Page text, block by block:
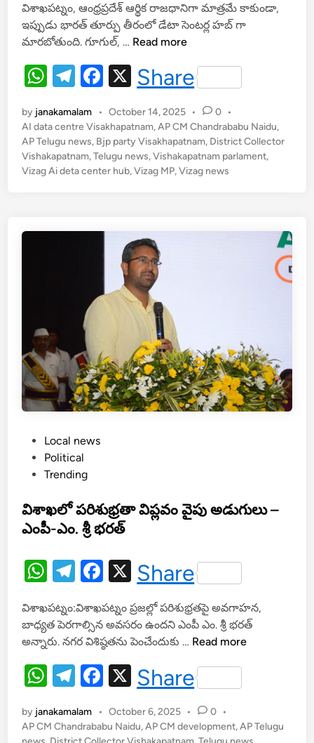
మి
ల్లు
లు
.
.
at
s
A
p
p
e
gr
a
m
c
e
b
o
o
k
విశాఖపట్నం, ఆంధ్రప్రదేశ్ ఆర్థిక రాజధానిగా మాత్రమే కాకుండా,
ఇప్పుడు భారత్ తూర్పు తీరంలో డేటా సెంటర్ల హబ్ గా
మారబోతుంది. గూగుల్, … V
a
k
h
a
p
a
m
:
వి
శా
ఖ
ట్నం
వై
పు
గూ
గు
ట
బ్
గా
రు
తు
న్న
ల్
టీ
Read more
W
at
s
A
T
e
gr
a
F
c
e
b
k
X
Share
by janakamalam • October 14, 2025 • 0 •
AI data centre Visakhapatnam,AP CM Chandrababu Naidu,
AP Telugu news, Bjp party Visakhapatnam, District Collector
Vishakapatnam,Telugu news,Vishakapatnam parlament,
Vizag Ai deta center hub,Vizag MP,Vizag news
e
d
n
Local news
Political
Trending
విశాఖలో పరిశుభ్రతా విప్లవం వైపు అడుగులు –
ఎంపీ-ఎం. శ్రీ భరత్
W
at
s
A
p
p
T
e
gr
a
m
F
c
e
b
o
o
k
X
Share
విశాఖపట్నం:విశాఖపట్నం ప్రజల్లో పరిశుభ్రతపై అవగాహన,
బాధ్యత పెరగాల్సిన అవసరం ఉందని ఎంపీ ఎం. శ్రీ భరత్
అన్నారు. నగర విశిష్ఠతను పెంచేందుకు … వి
ఖ
లో
ప
రి
Read more
W
at
T
e
F
c
X
Share
by janakamalam • October 6, 2025 • 0 •
AP CM Chandrababu Naidu,AP CM development,AP Telugu